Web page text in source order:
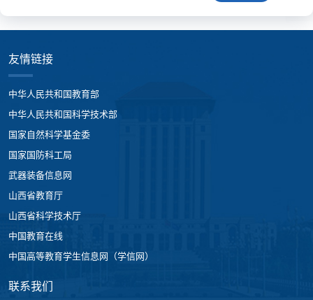
友情链接
中华人民共和国教育部
中华人民共和国科学技术部
国家自然科学基金委
国家国防科工局
武器装备信息网
山西省教育厅
山西省科学技术厅
中国教育在线
中国高等教育学生信息网（学信网）
联系我们